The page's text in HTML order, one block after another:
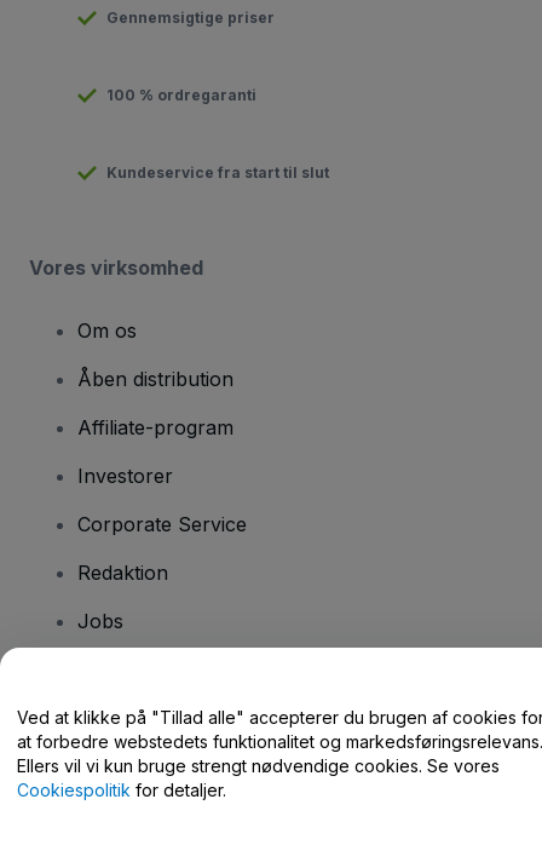
Gennemsigtige priser
100 % ordregaranti
Kundeservice fra start til slut
Vores virksomhed
Om os
Åben distribution
Affiliate-program
Investorer
Corporate Service
Redaktion
Jobs
Har du spørgsmål?
Hjælpecenter / Kontakt os
Ved at klikke på "Tillad alle" accepterer du brugen af cookies
at forbedre webstedets funktionalitet og markedsføringsrelevans.
Ellers vil vi kun bruge strengt nødvendige cookies. Se vores
Cookiespolitik for detaljer.